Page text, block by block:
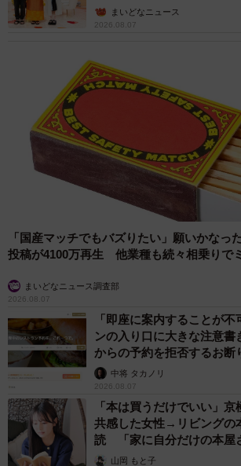
ん】まいどなニュース
2026.08.07
「国産マッチでもバズりたい」願いかなっ
投稿が4100万再生 他業種も続々相乗りで
まいどなニュース調査部
2026.08.07
「即座に案内することが
ンの入り口に大きな注意
からの予約を拒否するお断
中将 タカノリ
2026.08.07
「本は買うだけでいい」
共感した女性→リビングの
読 「家に自分だけの本屋
山岡 もと子